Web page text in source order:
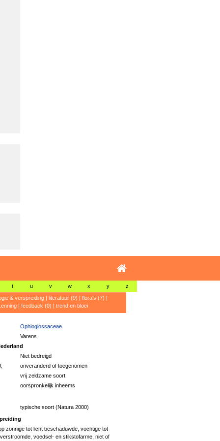
t u v w x y z
& verspreiding| literatuur (9) | flora's (7) |
| feedback (0) | trend en bloei
Ophioglossaceae
Varens
Niet bedreigd
onveranderd of toegenomen
vrij zeldzame soort
oorspronkelijk inheems
typische soort (Natura 2000)
zonnige tot licht beschaduwde, vochtige tot
voedsel- en stikstofarme, niet of